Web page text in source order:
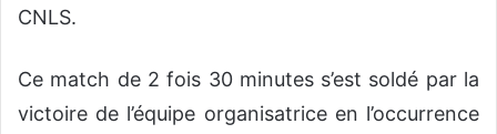
CNLS.
Ce match de 2 fois 30 minutes s’est soldé par la
victoire de l’équipe organisatrice en l’occurrence